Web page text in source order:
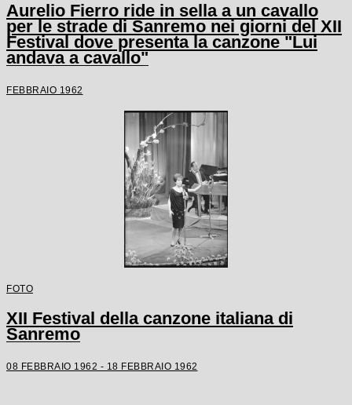
Aurelio Fierro ride in sella a un cavallo
per le strade di Sanremo nei giorni del XII
Festival dove presenta la canzone "Lui
andava a cavallo"
FEBBRAIO 1962
FOTO
XII Festival della canzone italiana di
Sanremo
08 FEBBRAIO 1962 - 18 FEBBRAIO 1962